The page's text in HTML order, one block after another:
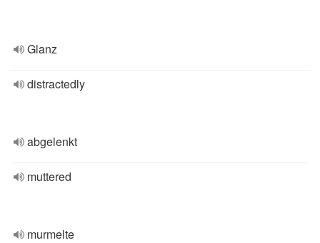
Glanz
distractedly
abgelenkt
muttered
murmelte